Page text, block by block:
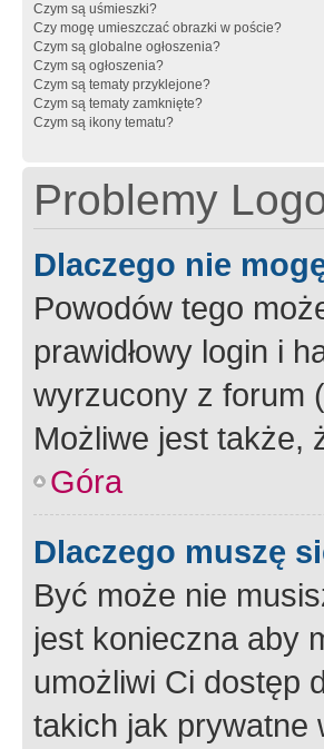
Czym są uśmieszki?
Czy mogę umieszczać obrazki w poście?
Czym są globalne ogłoszenia?
Czym są ogłoszenia?
Czym są tematy przyklejone?
Czym są tematy zamknięte?
Czym są ikony tematu?
Problemy
Dlaczego nie
Powodów tego
prawidłowy login i
wyrzucony z forum
Możliwe jest także,
Góra
Dlaczego muszę
Być może nie
jest konieczna aby
umożliwi Ci dostęp
takich jak prywatne